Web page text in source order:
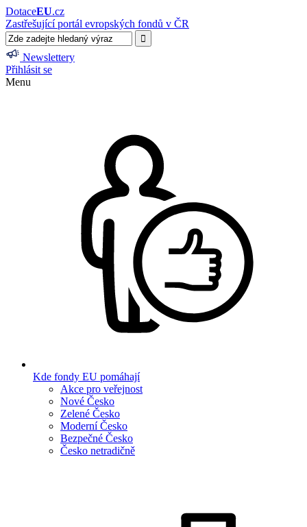
DotaceEU.cz
Zastřešující portál evropských fondů v ČR
Newslettery
Přihlásit se
Menu
Kde fondy EU pomáhají
Akce pro veřejnost
Nové Česko
Zelené Česko
Moderní Česko
Bezpečné Česko
Česko netradičně